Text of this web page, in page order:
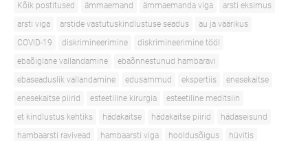
Kõik postitused ämmaemand ämmaemanda viga
arsti eksimus
arsti viga
arstide vastutuskindlustuse seadus
au ja väärikus
COVID-19
diskrimineerimine
diskrimineerimine tööl
ebaõiglane vallandamine
ebaõnnestunud hambaravi
ebaseaduslik vallandamine
edusammud ekspertiis
enesekaitse
enesekaitse piirid
esteetiline kirurgia
esteetiline meditsiin
et kindlustus kehtiks
hädakaitse hädakaitse piirid
hädaseisund
hambaarsti ravivead
hambaarsti viga hooldusõigus
hüvitis